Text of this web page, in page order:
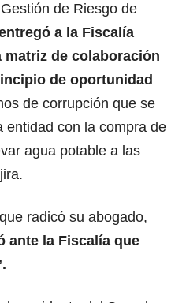
de Riesgo de
a la Fiscalía
matriz de colaboración
de oportunidad
de corrupción que se
entidad con la compra de
agua potable a las
radicó su abogado,
ante la Fiscalía que